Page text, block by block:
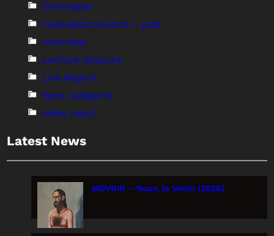
Chronique
Festivals/concerts – pub
Interview
Lecture obscure
Live Report
Sans catégorie
video react
Latest News
MOVRIR – Nous, le Venin (2026)